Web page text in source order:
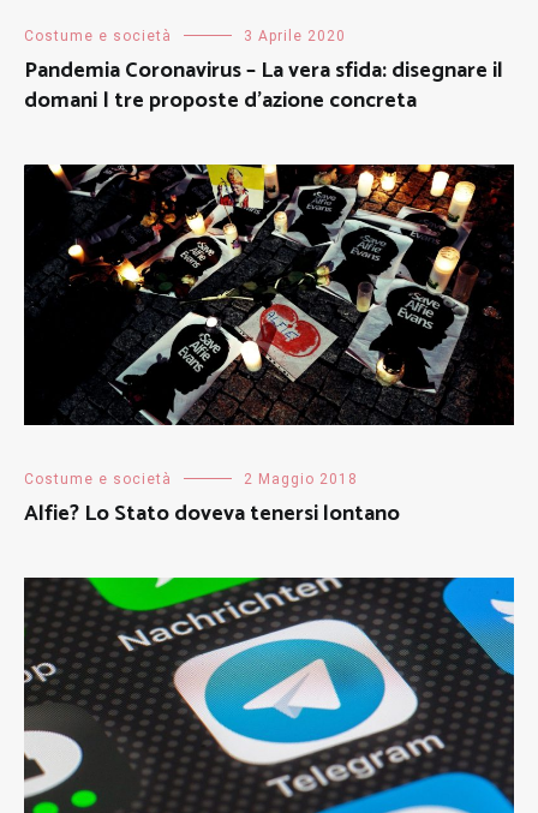
Costume e società 3 Aprile 2020
Pandemia Coronavirus – La vera sfida: disegnare il
domani | tre proposte d’azione concreta
Costume e società 2 Maggio 2018
Alfie? Lo Stato doveva tenersi lontano